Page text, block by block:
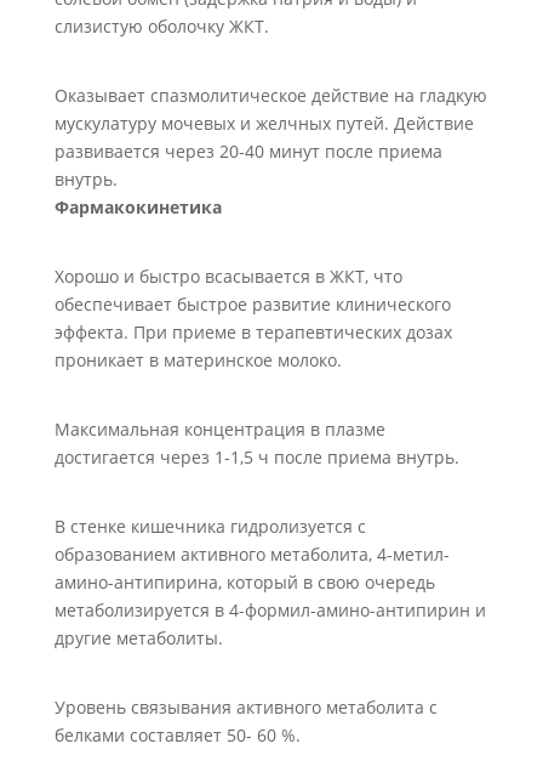
слизистую оболочку ЖКТ.
Оказывает спазмолитическое действие на гладкую
мускулатуру мочевых и желчных путей. Действие
развивается через 20-40 минут после приема
внутрь.
Фармакокинетика
Хорошо и быстро всасывается в ЖКТ, что
обеспечивает быстрое развитие клинического
эффекта. При приеме в терапевтических дозах
проникает в материнское молоко.
Максимальная концентрация в плазме
достигается через 1-1,5 ч после приема внутрь.
В стенке кишечника гидролизуется с
образованием активного метаболита, 4-метил-
амино-антипирина, который в свою очередь
метаболизируется в 4-формил-амино-антипирин и
другие метаболиты.
Уровень связывания активного метаболита с
белками составляет 50- 60 %.